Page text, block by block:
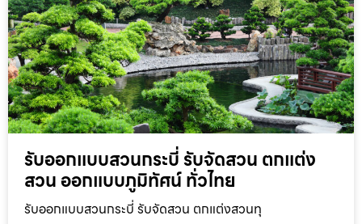
รับออกแบบสวนกระบี่ รับจัดสวน ตกแต่ง
สวน ออกแบบภูมิทัศน์ ทั่วไทย
รับออกแบบสวนกระบี่ รับจัดสวน ตกแต่งสวนทุ